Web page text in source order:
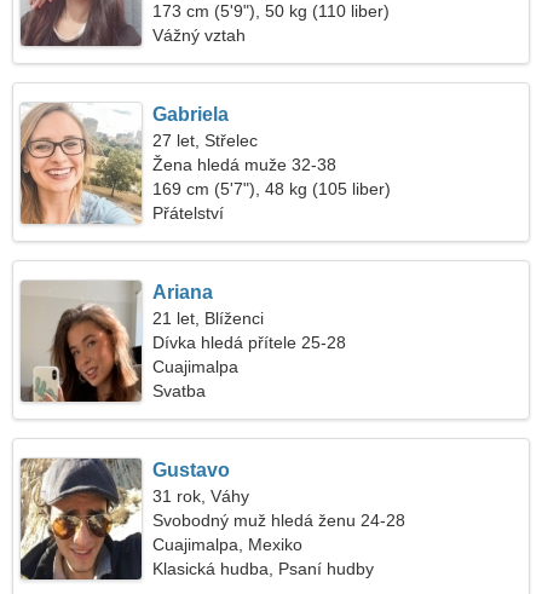
173 cm (5'9"), 50 kg (110 liber)
Vážný vztah
Gabriela
27 let, Střelec
Žena hledá muže 32-38
169 cm (5'7"), 48 kg (105 liber)
Přátelství
Ariana
21 let, Blíženci
Dívka hledá přítele 25-28
Cuajimalpa
Svatba
Gustavo
31 rok, Váhy
Svobodný muž hledá ženu 24-28
Cuajimalpa, Mexiko
Klasická hudba, Psaní hudby